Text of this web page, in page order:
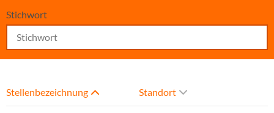
Stichwort
Stellenbezeichnung Standort